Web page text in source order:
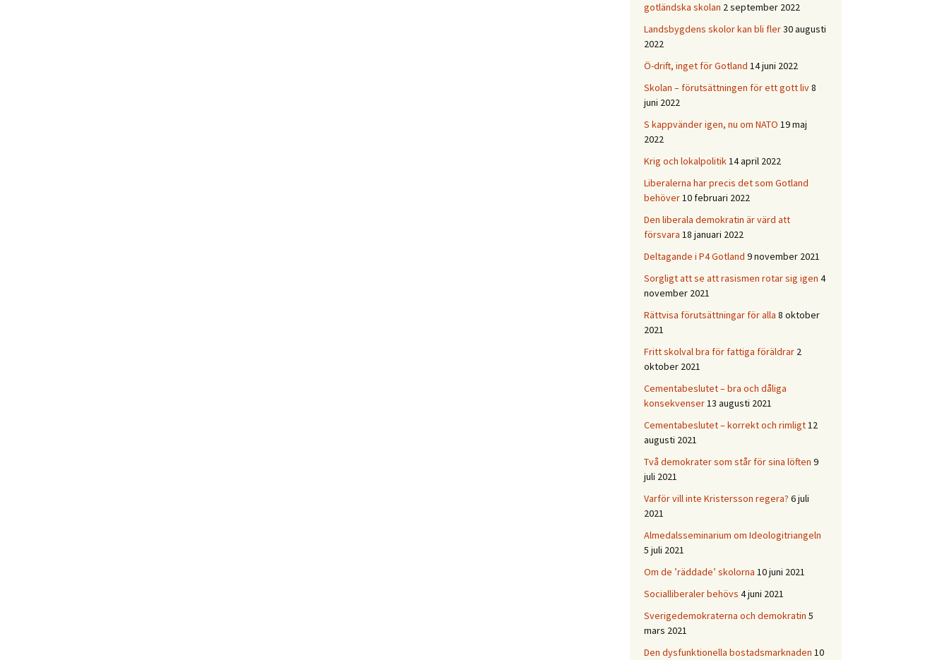
gotländska skolan 2 september 2022
Landsbygdens skolor kan bli fler30 augusti
2022
Ö-drift, inget för Gotland 14 juni 2022
Skolan – förutsättningen för ett gott liv8
juni 2022
S kappvänder igen, nu om NATO 19 maj
2022
Krig och lokalpolitik14 april 2022
Liberalerna har precis det som Gotland
behöver10 februari 2022
Den liberala demokratin är värd att
försvara 18 januari 2022
Deltagande i P4 Gotland 9 november 2021
Sorgligt att se att rasismen rotar sig igen 4
november 2021
Rättvisa förutsättningar för alla 8 oktober
2021
Fritt skolval bra för fattiga föräldrar 2
oktober 2021
Cementabeslutet – bra och dåliga
konsekvenser13 augusti 2021
Cementabeslutet – korrekt och rimligt12
augusti 2021
Två demokrater som står för sina löften 9
juli 2021
Varför vill inte Kristersson regera? 6 juli
2021
Almedalsseminarium om Ideologitriangeln
5 juli 2021
Om de ’räddade’ skolorna 10 juni 2021
Socialliberaler behövs 4 juni 2021
Sverigedemokraterna och demokratin 5
mars 2021
Den dysfunktionella bostadsmarknaden 10